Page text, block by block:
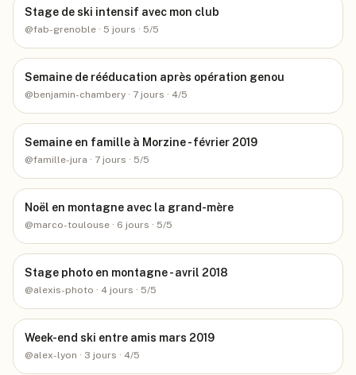
Stage de ski intensif avec mon club
@fab-grenoble · 5 jours · 5/5
Semaine de rééducation après opération genou
@benjamin-chambery · 7 jours · 4/5
Semaine en famille à Morzine - février 2019
@famille-jura · 7 jours · 5/5
Noël en montagne avec la grand-mère
@marco-toulouse · 6 jours · 5/5
Stage photo en montagne - avril 2018
@alexis-photo · 4 jours · 5/5
Week-end ski entre amis mars 2019
@alex-lyon · 3 jours · 4/5